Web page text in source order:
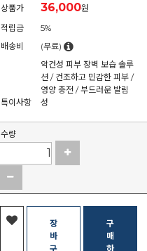
상품가
36,000원
적립금
5%
배송비
(무료)
특이사항
악건성 피부 장벽 보습 솔루
션 / 건조하고 민감한 피부 /
영양 충전 / 부드러운 발림
성
수량
장
바
구
구
매
하